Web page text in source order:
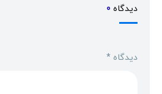
دیدگاه 0
دیدگاه *